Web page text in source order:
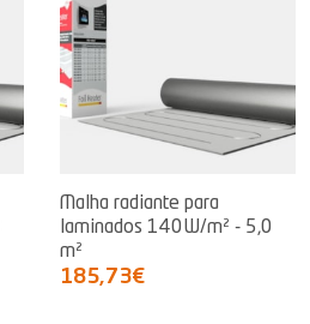
Malha radiante para
laminados 140W/m² - 5,0
m²
185,73€